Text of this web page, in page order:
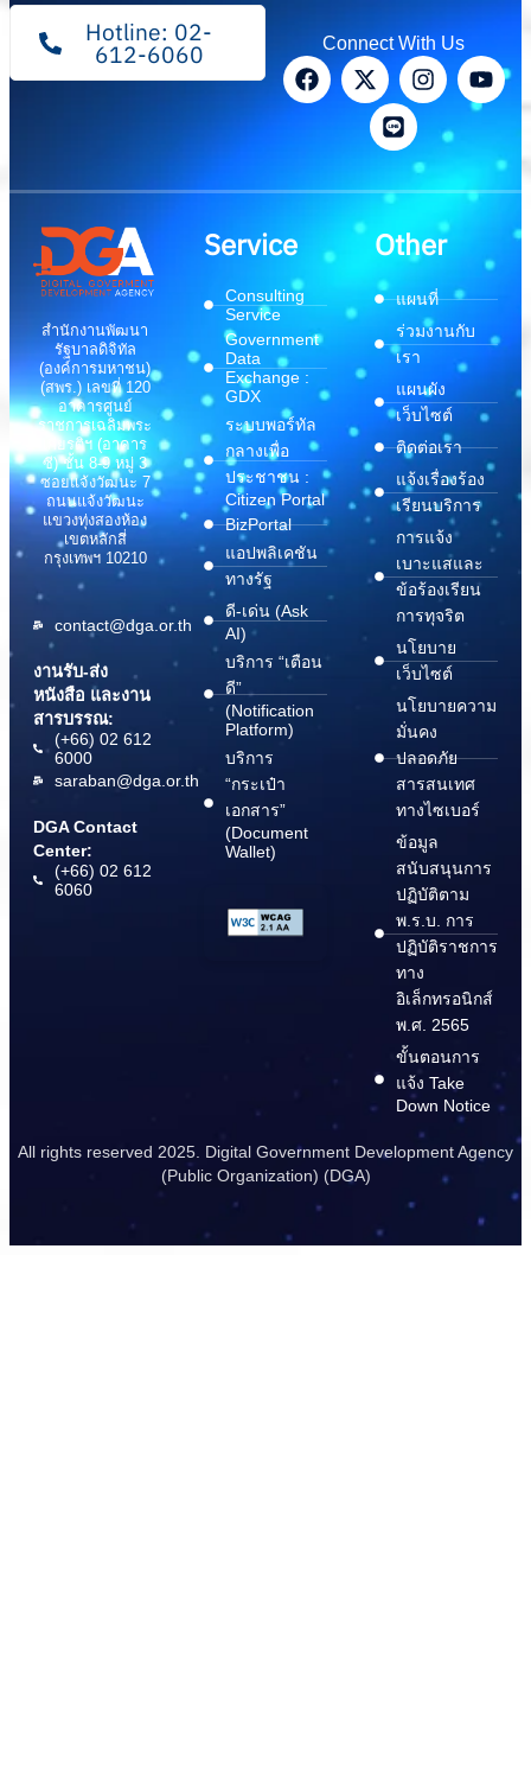
Hotline: 02-
612-6060 Connect With Us
สำนักงานพัฒนา
รัฐบาลดิจิทัล
(องค์การมหาชน)
(สพร.) เลขที่ 120
อาคารศูนย์
ราชการเฉลิมพระ
เกียรติฯ (อาคาร
ซี) ชั้น 8-9 หมู่ 3
ซอยแจ้งวัฒนะ 7
ถนนแจ้งวัฒนะ
แขวงทุ่งสองห้อง
เขตหลักสี่
กรุงเทพฯ 10210
contact@dga.or.th
งานรับ-ส่ง
หนังสือ และงาน
สารบรรณ:
(+66) 02 612
6000
saraban@dga.or.th
DGA Contact
Center:
(+66) 02 612
6060
Service
Consulting
Service
Government
Data
Exchange :
GDX
ระบบพอร์ทัล
กลางเพื่อ
ประชาชน :
Citizen Portal
BizPortal
แอปพลิเคชัน
ทางรัฐ
ดี-เด่น (Ask
AI)
บริการ “เตือน
ดี”
(Notification
Platform)
บริการ
“กระเป๋า
เอกสาร”
(Document
Wallet)
Other
แผนที่
ร่วมงานกับ
เรา
แผนผัง
เว็บไซต์
ติดต่อเรา
แจ้งเรื่องร้อง
เรียนบริการ
การแจ้ง
เบาะแสและ
ข้อร้องเรียน
การทุจริต
นโยบาย
เว็บไซต์
นโยบายความ
มั่นคง
ปลอดภัย
สารสนเทศ
ทางไซเบอร์
ข้อมูล
สนับสนุนการ
ปฏิบัติตาม
พ.ร.บ. การ
ปฏิบัติราชการ
ทาง
อิเล็กทรอนิกส์
พ.ศ. 2565
ขั้นตอนการ
แจ้ง Take
Down Notice
All rights reserved 2025. Digital Government Development Agency
(Public Organization) (DGA)